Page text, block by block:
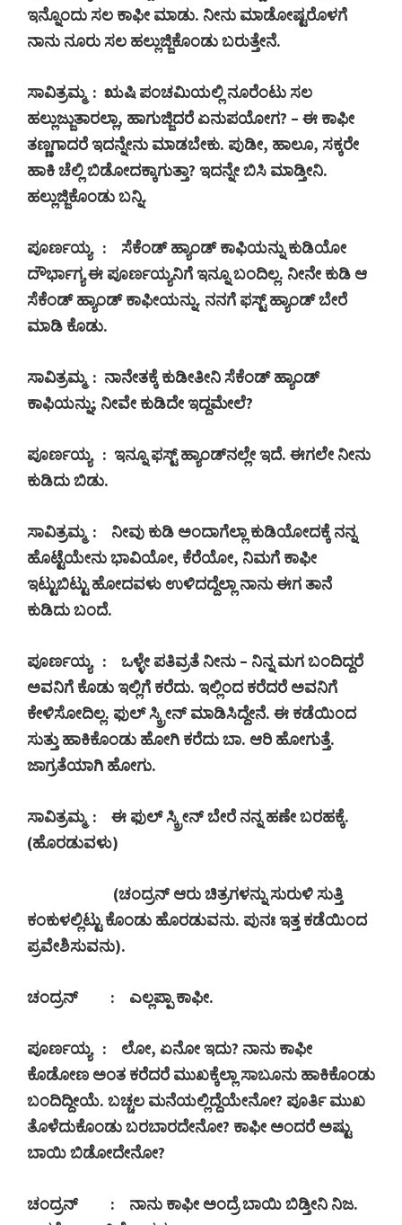
ಇನ್ನೊಂದು ಸಲ ಕಾಫೀ ಮಾಡು. ನೀನು ಮಾಡೋಷ್ಟರೊಳಗೆ
ನಾನು ನೂರು ಸಲ ಹಲ್ಲುಜ್ಜಿಕೊಂಡು ಬರುತ್ತೇನೆ.
ಸಾವಿತ್ರಮ್ಮ: ಋಷಿ ಪಂಚಮಿಯಲ್ಲಿ ನೂರೆಂಟು ಸಲ
ಹಲ್ಲುಜ್ಜುತಾರಲ್ಲಾ, ಹಾಗುಜ್ಜಿದರೆ ಏನುಪಯೋಗ? – ಈ ಕಾಫೀ
ತಣ್ಣಗಾದರೆ ಇದನ್ನೇನು ಮಾಡಬೇಕು. ಪುಡೀ, ಹಾಲೂ, ಸಕ್ಕರೇ
ಹಾಕಿ ಚೆಲ್ಲಿ ಬಿಡೋದಕ್ಕಾಗುತ್ತಾ? ಇದನ್ನೇ ಬಿಸಿ ಮಾಡ್ತೀನಿ.
ಹಲ್ಲುಜ್ಜಿಕೊಂಡು ಬನ್ನಿ.
ಪೂರ್ಣಯ್ಯ: ಸೆಕೆಂಡ್ ಹ್ಯಾಂಡ್ ಕಾಫಿಯನ್ನು ಕುಡಿಯೋ
ದೌರ್ಭಾಗ್ಯ ಈ ಪೂರ್ಣಯ್ಯನಿಗೆ ಇನ್ನೂ ಬಂದಿಲ್ಲ. ನೀನೇ ಕುಡಿ ಆ
ಸೆಕೆಂಡ್ ಹ್ಯಾಂಡ್ ಕಾಫೀಯನ್ನು. ನನಗೆ ಫಸ್ಟ್ ಹ್ಯಾಂಡ್ ಬೇರೆ
ಮಾಡಿ ಕೊಡು.
ಸಾವಿತ್ರಮ್ಮ: ನಾನೇತಕ್ಕೆ ಕುಡೀತೀನಿ ಸೆಕೆಂಡ್ ಹ್ಯಾಂಡ್
ಕಾಫಿಯನ್ನು; ನೀವೇ ಕುಡಿದೇ ಇದ್ದಮೇಲೆ?
ಪೂರ್ಣಯ್ಯ: ಇನ್ನೂ ಫಸ್ಟ್ ಹ್ಯಾಂಡ್‍ನಲ್ಲೇ ಇದೆ. ಈಗಲೇ ನೀನು
ಕುಡಿದು ಬಿಡು.
ಸಾವಿತ್ರಮ್ಮ: ನೀವು ಕುಡಿ ಅಂದಾಗೆಲ್ಲಾ ಕುಡಿಯೋದಕ್ಕೆ ನನ್ನ
ಹೊಟ್ಟೆಯೇನು ಭಾವಿಯೋ, ಕೆರೆಯೋ, ನಿಮಗೆ ಕಾಫೀ
ಇಟ್ಟುಬಿಟ್ಟು ಹೋದವಳು ಉಳಿದದ್ದೆಲ್ಲಾ ನಾನು ಈಗ ತಾನೆ
ಕುಡಿದು ಬಂದೆ.
ಪೂರ್ಣಯ್ಯ: ಒಳ್ಳೇ ಪತಿವ್ರತೆ ನೀನು – ನಿನ್ನ ಮಗ ಬಂದಿದ್ದರೆ
ಅವನಿಗೆ ಕೊಡು ಇಲ್ಲಿಗೆ ಕರೆದು. ಇಲ್ಲಿಂದ ಕರೆದರೆ ಅವನಿಗೆ
ಕೇಳಿಸೋದಿಲ್ಲ. ಫುಲ್ ಸ್ಕ್ರೀನ್ ಮಾಡಿಸಿದ್ದೇನೆ. ಈ ಕಡೆಯಿಂದ
ಸುತ್ತು ಹಾಕಿಕೊಂಡು ಹೋಗಿ ಕರೆದು ಬಾ. ಆರಿ ಹೋಗುತ್ತೆ.
ಜಾಗ್ರತೆಯಾಗಿ ಹೋಗು.
ಸಾವಿತ್ರಮ್ಮ: ಈ ಫುಲ್ ಸ್ಕ್ರೀನ್ ಬೇರೆ ನನ್ನ ಹಣೇ ಬರಹಕ್ಕೆ.
(ಹೊರಡುವಳು)
(ಚಂದ್ರನ್ ಆರು ಚಿತ್ರಗಳನ್ನು ಸುರುಳಿ ಸುತ್ತಿ
ಕಂಕುಳಲ್ಲಿಟ್ಟು ಕೊಂಡು ಹೊರಡುವನು. ಪುನಃ ಇತ್ತ ಕಡೆಯಿಂದ
ಪ್ರವೇಶಿಸುವನು).
ಚಂದ್ರನ್ : ಎಲ್ಲಪ್ಪಾ ಕಾಫೀ.
ಪೂರ್ಣಯ್ಯ: ಲೋ, ಏನೋ ಇದು? ನಾನು ಕಾಫೀ
ಕೊಡೋಣ ಅಂತ ಕರೆದರೆ ಮುಖಕ್ಕೆಲ್ಲಾ ಸಾಬೂನು ಹಾಕಿಕೊಂಡು
ಬಂದಿದ್ದೀಯೆ. ಬಚ್ಚಲ ಮನೆಯಲ್ಲಿದ್ದೆಯೇನೋ? ಪೂರ್ತಿ ಮುಖ
ತೊಳೆದುಕೊಂಡು ಬರಬಾರದೇನೋ? ಕಾಫೀ ಅಂದರೆ ಅಷ್ಟು
ಬಾಯಿ ಬಿಡೋದೇನೋ?
ಚಂದ್ರನ್ : ನಾನು ಕಾಫೀ ಅಂದ್ರೆ ಬಾಯಿ ಬಿಡ್ತೀನಿ ನಿಜ.